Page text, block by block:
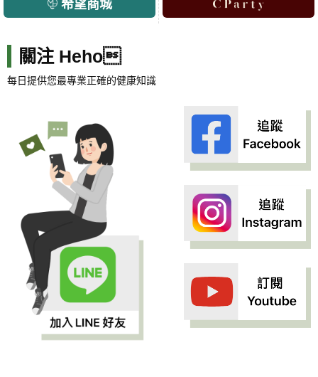
希望商城
關注 Heho
每日提供您最專業正確的健康知識